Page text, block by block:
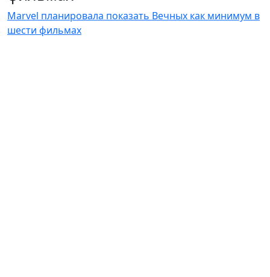
Marvel планировала показать Вечных как минимум в
шести фильмах